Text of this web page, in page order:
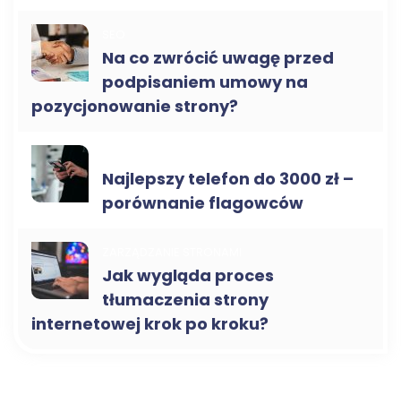
Na co zwrócić uwagę przed
podpisaniem umowy na
pozycjonowanie strony?
Najlepszy telefon do 3000 zł –
porównanie flagowców
Jak wygląda proces
tłumaczenia strony
internetowej krok po kroku?